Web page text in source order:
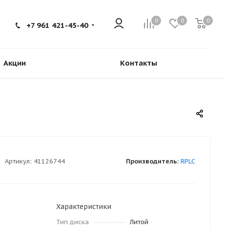
0 0 0
+7 961 421-45-40
Акции Контакты
Артикул: 41126744 Производитель: RPLC
Характеристики
Тип диска
Литой